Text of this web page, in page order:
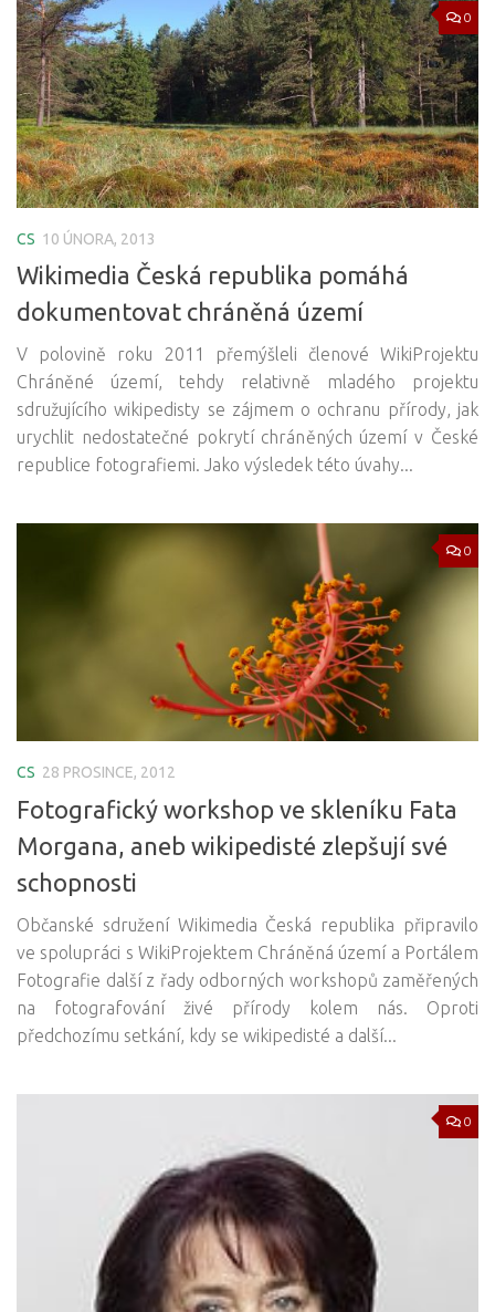
0
CS 10 ÚNORA, 2013
Wikimedia Česká republika pomáhá
dokumentovat chráněná území
V polovině roku 2011 přemýšleli členové WikiProjektu
Chráněné území, tehdy relativně mladého projektu
sdružujícího wikipedisty se zájmem o ochranu přírody, jak
urychlit nedostatečné pokrytí chráněných území v České
republice fotografiemi. Jako výsledek této úvahy...
0
CS 28 PROSINCE, 2012
Fotografický workshop ve skleníku Fata
Morgana, aneb wikipedisté zlepšují své
schopnosti
Občanské sdružení Wikimedia Česká republika připravilo
ve spolupráci s WikiProjektem Chráněná území a Portálem
Fotografie další z řady odborných workshopů zaměřených
na fotografování živé přírody kolem nás. Oproti
předchozímu setkání, kdy se wikipedisté a další...
0